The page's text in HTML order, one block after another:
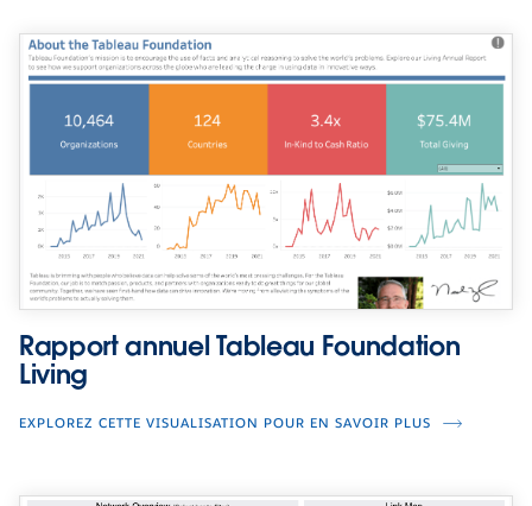
Rapport annuel Tableau Foundation
Living
EXPLOREZ CETTE VISUALISATION POUR EN SAVOIR PLUS